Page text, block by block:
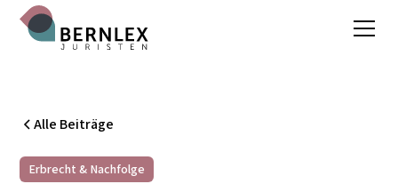
Alle Beiträge
Erbrecht & Nachfolge